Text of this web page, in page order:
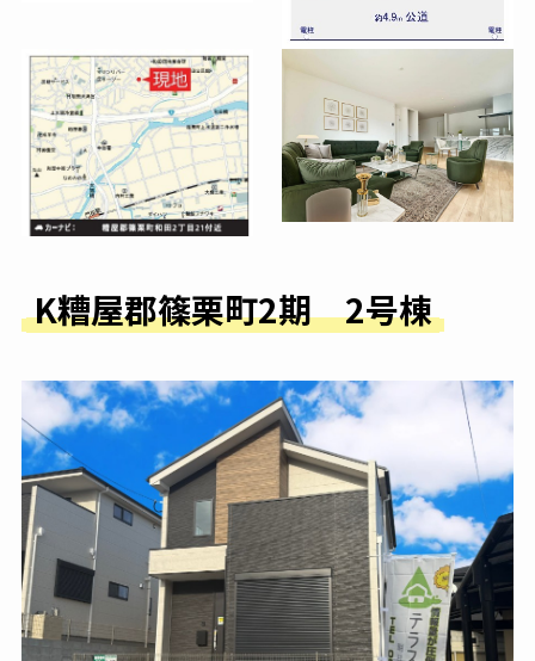
K糟屋郡篠栗町2期 2号棟